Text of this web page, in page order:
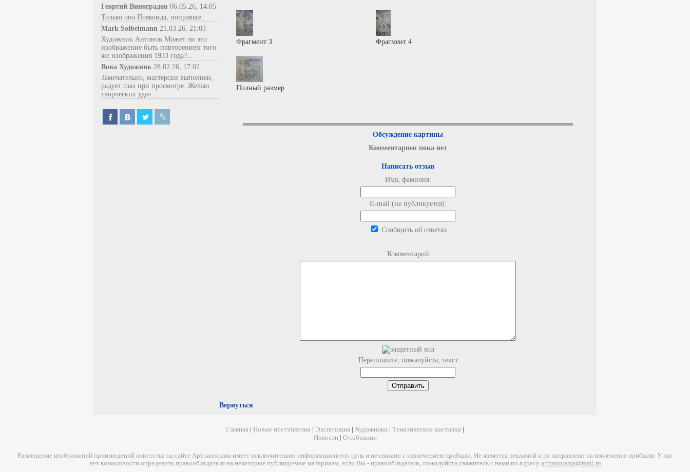
Георгий Виноградов 06.05.26, 14:05
Только она Пояконда, поправьте.
Mark Soibelmann 21.03.26, 21:03
Художник Антонов Может ли это
изображение быть повторением того
же изображения 1933 года?...
Вова Художник 28.02.26, 17:02
Замечательно, мастерски выполнен,
радует глаз при просмотре. Желаю
творческих удач...
Фрагмент 3 Фрагмент 4
Полный размер
Обсуждение картины
Комментариев пока нет
Написать отзыв
Имя, фамилия:
E-mail (не публикуется):
Сообщить об ответах
Комментарий
Перепишите, пожалуйста, текст
Вернуться
Главная Новые поступления Экспозиция Художники Тематические выставки
Новости| О собрании
Размещение изображений произведений искусства на сайте Артпанорама имеет исключительно информационную цель и не связано с извлечением прибыли. Не является рекламой и не направлено на извлечение прибыли. У нас
нет возможности определить правообладателя на некоторые публикуемые материалы, если Вы - правообладатель, пожалуйста свяжитесь с нами по адресу artpanorama@mail.ru